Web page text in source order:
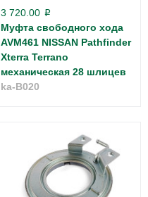
3 720.00 p
Муфта свободного хода
AVM461 NISSAN Pathfinder
Xterra Terrano
механическая 28 шлицев
ka-B020